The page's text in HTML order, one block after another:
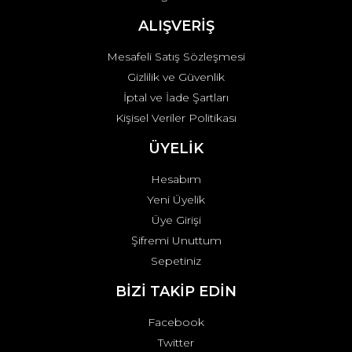
Gönder
ALIŞVERİŞ
Mesafeli Satış Sözleşmesi
Gizlilik ve Güvenlik
İptal ve İade Şartları
Kişisel Veriler Politikası
ÜYELİK
Hesabım
Yeni Üyelik
Üye Girişi
Şifremi Unuttum
Sepetiniz
BİZİ TAKİP EDİN
Facebook
Twitter